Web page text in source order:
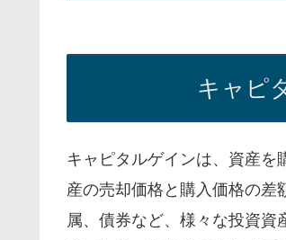
キャピ
キャピタルゲインは、資産を
産の売却価格と購入価格の差
属、債券など、様々な投資